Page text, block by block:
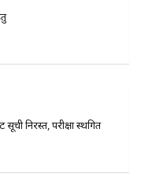
निरस्त, परीक्षा स्थगित